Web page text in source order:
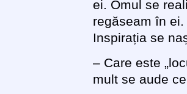
ei. Omul se
regăseam în
Inspirația se
– Care este
mult se aude